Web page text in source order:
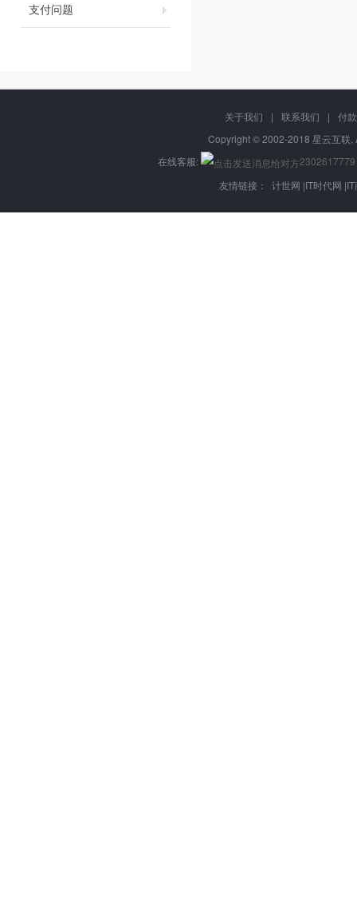
支付问题
关于我们 | 联系我们 |
付
Copyright © 2002-2018 星云互
在线客服:
2302617779
友情链接： 计世网 |IT时代网 |